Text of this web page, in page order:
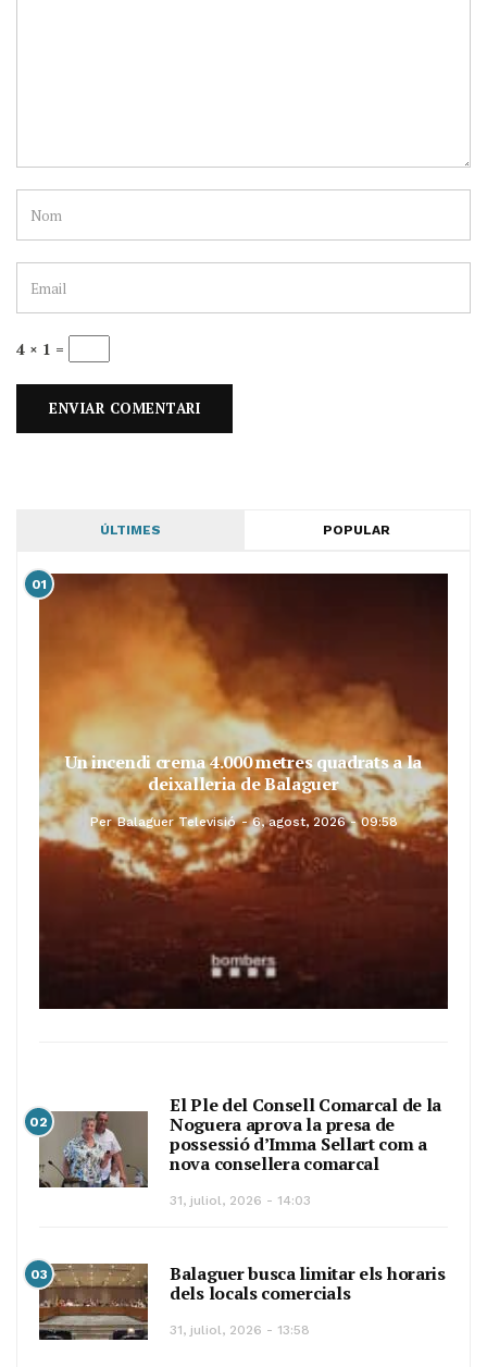
4 × 1 =
ÚLTIMES POPULAR
01
Un incendi crema 4.000 metres quadrats a la
deixalleria de Balaguer
Per Balaguer Televisió 6, agost, 2026 - 09:58
02
El Ple del Consell Comarcal de la
Noguera aprova la presa de
possessió d’Imma Sellart com a
nova consellera comarcal
31, juliol, 2026 - 14:03
03
Balaguer busca limitar els horaris
dels locals comercials
31, juliol, 2026 - 13:58